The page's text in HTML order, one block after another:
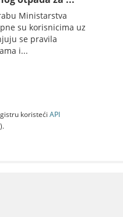
Ministarstva
su korisnicima uz
se pravila
i...
koristeći API
).